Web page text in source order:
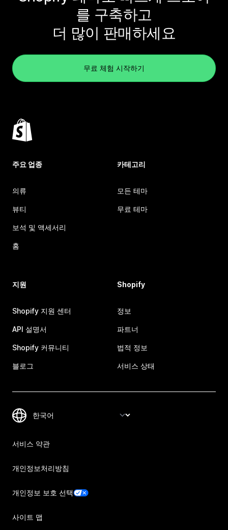
를 구축하고
더 많이 판매하세요
무료 체험 시작하기
주요 업종
의류
뷰티
보석 및 액세서리
홈
카테고리
모든 테마
무료 테마
지원
Shopify 지원 센터
API 설명서
Shopify 커뮤니티
블로그
Shopify
정보
파트너
법적 정보
서비스 상태
서비스 약관
개인정보처리방침
개인정보 보호 선택
사이트 맵